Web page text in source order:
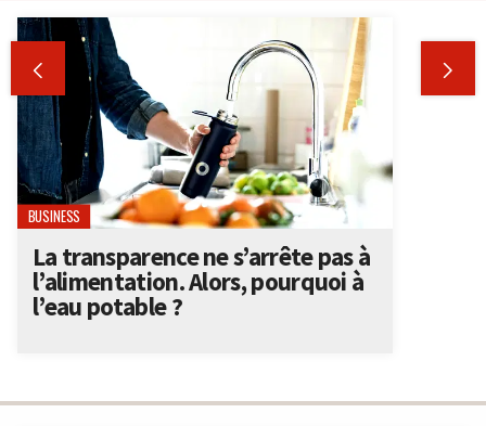
 
BUSINESS
La transparence ne s’arrête pas à
l’alimentation. Alors, pourquoi à
l’eau potable ?